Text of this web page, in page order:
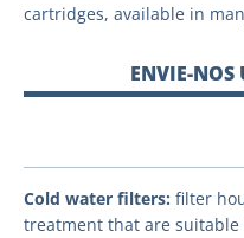
cartridges, available in
ENVIE-NOS
Cold water filters: filter
treatment that are